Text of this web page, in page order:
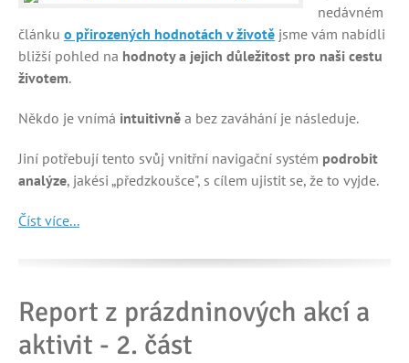
nedávném
článku o přirozených hodnotách v životě jsme vám nabídli
bližší pohled na hodnoty a jejich důležitost pro naši cestu
životem.
Někdo je vnímá intuitivně a bez zaváhání je následuje.
Jiní potřebují tento svůj vnitřní navigační systém podrobit
analýze, jakési „předzkoušce", s cílem ujistit se, že to vyjde.
Číst více...
Report z prázdninových akcí a
aktivit - 2. část